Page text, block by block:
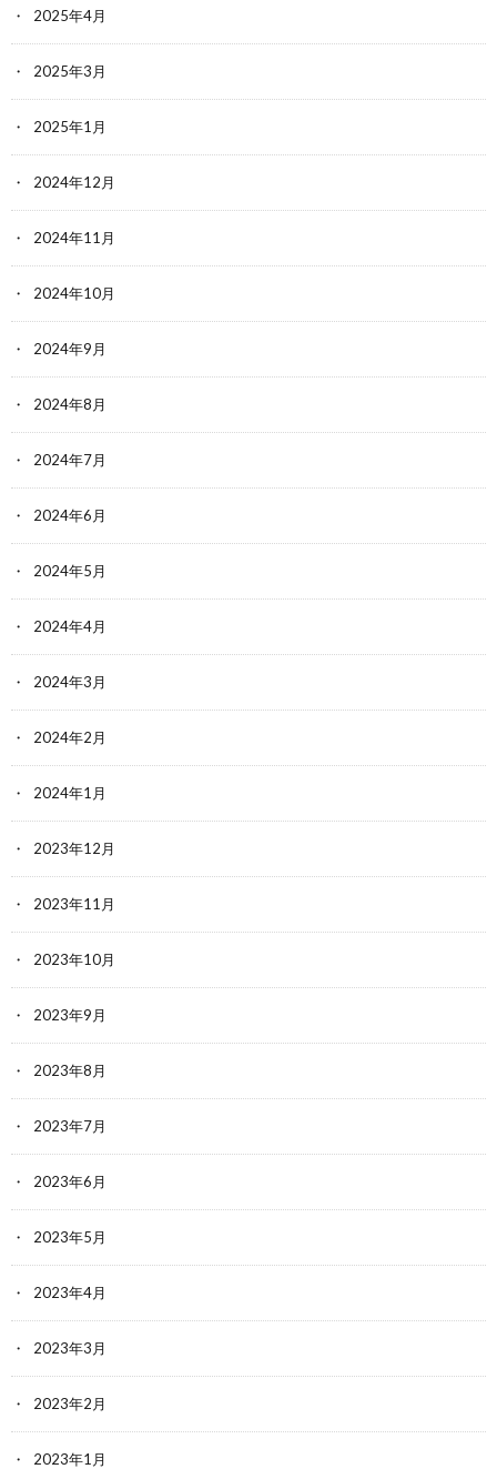
2025年4月
2025年3月
2025年1月
2024年12月
2024年11月
2024年10月
2024年9月
2024年8月
2024年7月
2024年6月
2024年5月
2024年4月
2024年3月
2024年2月
2024年1月
2023年12月
2023年11月
2023年10月
2023年9月
2023年8月
2023年7月
2023年6月
2023年5月
2023年4月
2023年3月
2023年2月
2023年1月